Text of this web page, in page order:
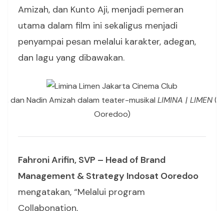
Amizah, dan Kunto Aji, menjadi pemeran
utama dalam film ini sekaligus menjadi
penyampai pesan melalui karakter, adegan,
dan lagu yang dibawakan.
dan Nadin Amizah dalam teater-musikal LIMINA | LIMEN
Ooredoo)
Fahroni Arifin, SVP – Head of Brand
Management & Strategy Indosat Ooredoo
mengatakan, “Melalui program
Collabonation,